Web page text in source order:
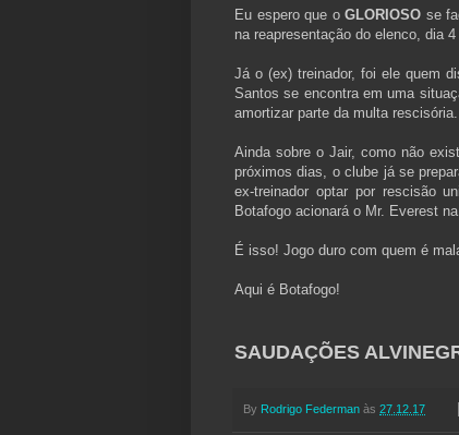
Eu espero que oGLORIOSO se
na reapresentação do elenco, dia
Já o (ex) treinador, foi ele quem
Santos se encontra em uma
amortizar parte da multa
Ainda sobre o Jair, como não
próximos dias, o clube já se
ex-treinador optar por rescisão
Botafogo acionará o Mr. Everest
É isso! Jogo duro com quem é
Aqui é Botafogo!
SAUDAÇÕES
By Rodrigo Federman às 27.12.17